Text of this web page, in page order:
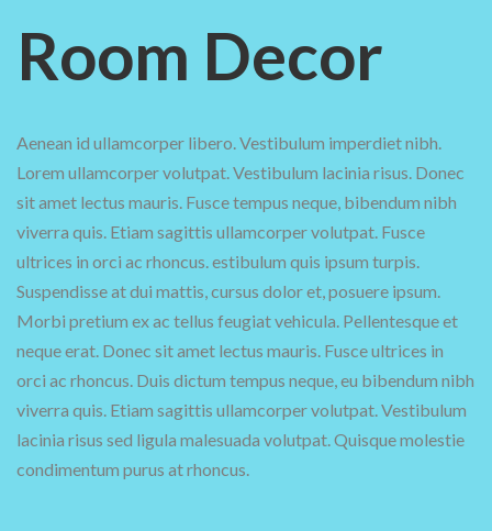
Room Decor
Aenean id ullamcorper libero. Vestibulum imperdiet nibh.
Lorem ullamcorper volutpat. Vestibulum lacinia risus. Donec
sit amet lectus mauris. Fusce tempus neque, bibendum nibh
viverra quis. Etiam sagittis ullamcorper volutpat. Fusce
ultrices in orci ac rhoncus. estibulum quis ipsum turpis.
Suspendisse at dui mattis, cursus dolor et, posuere ipsum.
Morbi pretium ex ac tellus feugiat vehicula. Pellentesque et
neque erat. Donec sit amet lectus mauris. Fusce ultrices in
orci ac rhoncus. Duis dictum tempus neque, eu bibendum nibh
viverra quis. Etiam sagittis ullamcorper volutpat. Vestibulum
lacinia risus sed ligula malesuada volutpat. Quisque molestie
condimentum purus at rhoncus.